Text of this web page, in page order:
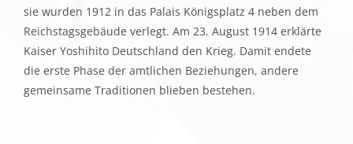
sie wurden 1912 in das Palais Königsplatz 4 neben dem
Reichstagsgebäude verlegt. Am 23. August 1914 erklärte
Kaiser Yoshihito Deutschland den Krieg. Damit endete
die erste Phase der amtlichen Beziehungen, andere
gemeinsame Traditionen blieben bestehen.